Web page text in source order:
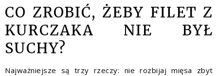
CO ZROBIĆ, ŻEBY FILET Z
KURCZAKA NIE BYŁ
SUCHY?
Najważniejsze są trzy rzeczy: nie rozbijaj mięsa zbyt